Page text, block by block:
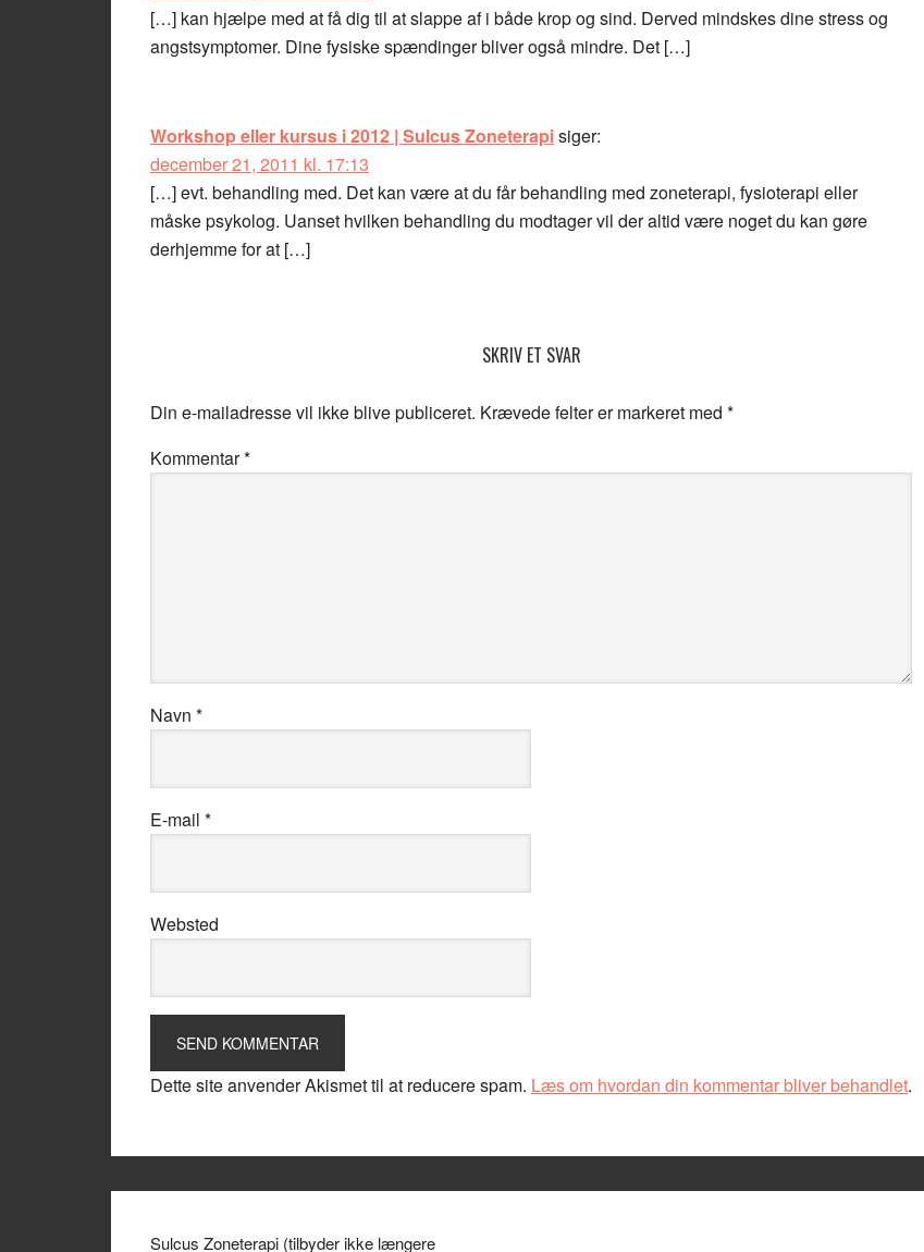
[…] kan hjælpe med at få dig til at slappe af i både krop og sind. Derved mindskes dine stress og
angstsymptomer. Dine fysiske spændinger bliver også mindre. Det […]
Workshop eller kursus i 2012 | Sulcus Zoneterapisiger:
december 21, 2011 kl. 17:13
[…] evt. behandling med. Det kan være at du får behandling med zoneterapi, fysioterapi eller
måske psykolog. Uanset hvilken behandling du modtager vil der altid være noget du kan gøre
derhjemme for at […]
SKRIV ET SVAR
Din e-mailadresse vil ikke blive publiceret. Krævede felter er markeret med *
Kommentar*
Navn *
E-mail *
Websted
Dette site anvender Akismet til at reducere spam. Læs om hvordan din kommentar bliver behandlet.
Sulcus Zoneterapi (tilbyder ikke længere